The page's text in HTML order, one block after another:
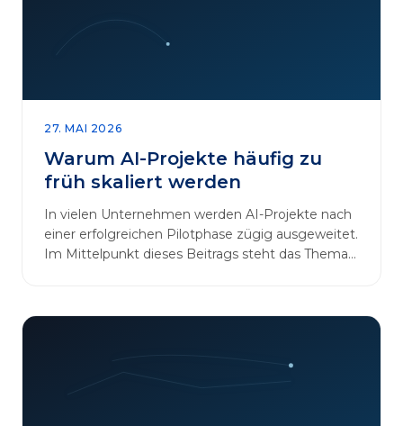
27. MAI 2026
Warum AI-Projekte häufig zu
früh skaliert werden
In vielen Unternehmen werden AI-Projekte nach
einer erfolgreichen Pilotphase zügig ausgeweitet.
Im Mittelpunkt dieses Beitrags steht das Thema